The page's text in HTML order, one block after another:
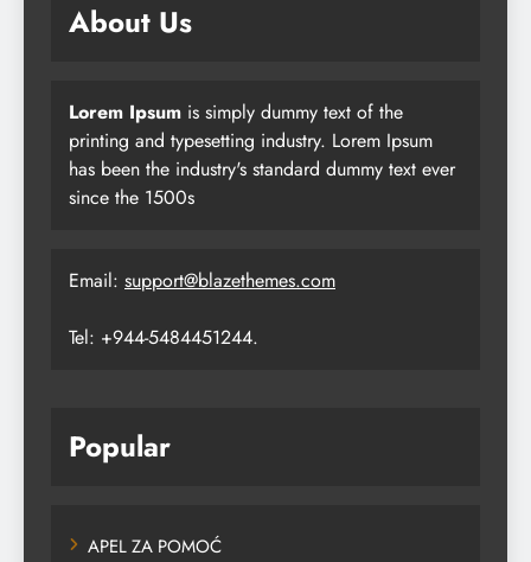
About Us
Lorem Ipsum is simply dummy text of the
printing and typesetting industry. Lorem Ipsum
has been the industry's standard dummy text ever
since the 1500s
Email: support@blazethemes.com
Tel: +944-5484451244.
Popular
APEL ZA POMOĆ